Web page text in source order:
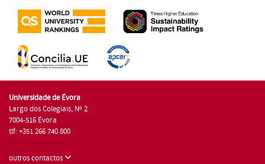
Universidade de Évora
Largo dos Colegiais, Nº 2
7004-516 Évora
tlf: +351 266 740 800
outros contactos